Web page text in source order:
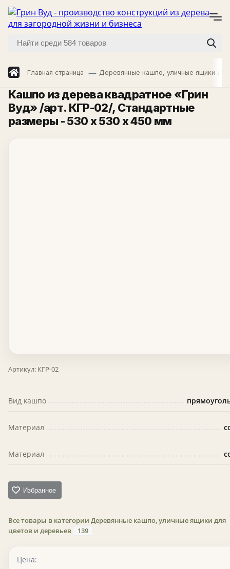
Главная страница Деревянные кашпо, уличные ящики для
Кашпо из дерева квадратное «Грин
Вуд» /арт. КГР-02/, Стандартные
размеры - 530 х 530 х 450 мм
Артикул: КГР-02
Вид кашпо
Материал
Материал
Избранное
Все товары в категории Деревянные кашпо, уличные ящики для
цветов и деревьев
139
Цена: